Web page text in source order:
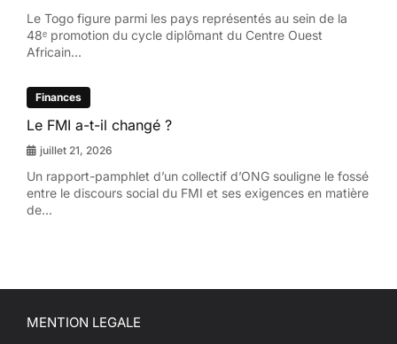
Le Togo figure parmi les pays représentés au sein de la
48ᵉ promotion du cycle diplômant du Centre Ouest
Africain...
Finances
Le FMI a-t-il changé ?
juillet 21, 2026
Un rapport-pamphlet d’un collectif d’ONG souligne le fossé
entre le discours social du FMI et ses exigences en matière
de...
MENTION LEGALE